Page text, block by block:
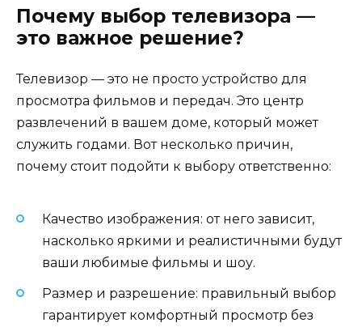
Почему выбор телевизора —
это важное решение?
Телевизор — это не просто устройство для
просмотра фильмов и передач. Это центр
развлечений в вашем доме, который может
служить годами. Вот несколько причин,
почему стоит подойти к выбору ответственно:
Качество изображения: от него зависит,
насколько яркими и реалистичными будут
ваши любимые фильмы и шоу.
Размер и разрешение: правильный выбор
гарантирует комфортный просмотр без